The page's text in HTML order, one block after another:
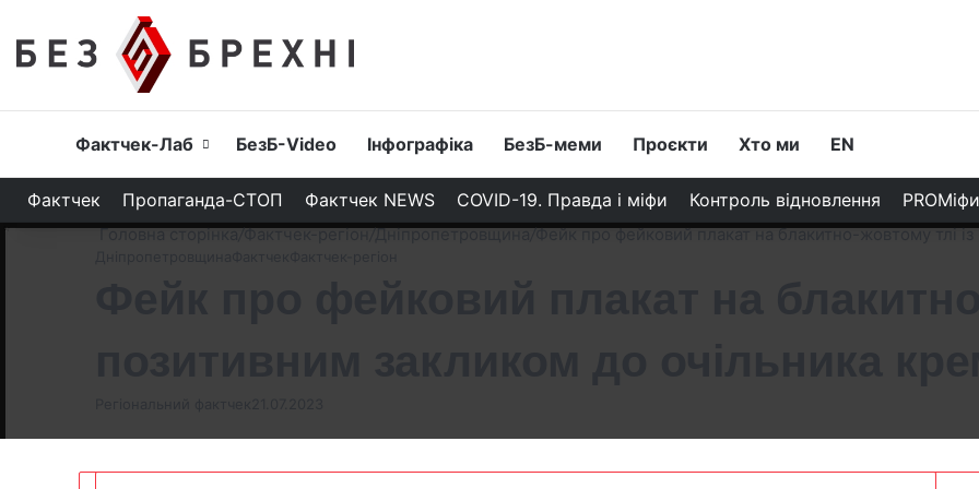
Головна
Фактчек-Лаб БезБ-Video Інфографіка БезБ-меми Проєкти Хто ми EN
Фактчек Пропаганда-СТОП Фактчек NEWS COVID-19. Правда і міфи Контроль відновлення PROМіфи
Головна сторінка/Фактчек-регіон/Дніпропетровщина/Фейк про фейковий плакат на блакитно-жовтому тлі